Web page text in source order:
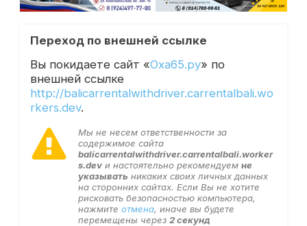
Переход по внешней ссылке
Вы покидаете сайт «Оха65.ру» по
внешней ссылке
http://balicarrentalwithdriver.carrentalbali.wo
rkers.dev.
Мы не несем ответственности за
содержимое сайта
balicarrentalwithdriver.carrentalbali.worker
s.devи настоятельно рекомендуем не
указывать никаких своих личных данных
на сторонних сайтах. Если Вы не хотите
рисковать безопасностью компьютера,
нажмите отмена, иначе вы будете
перемещены через 2секунд